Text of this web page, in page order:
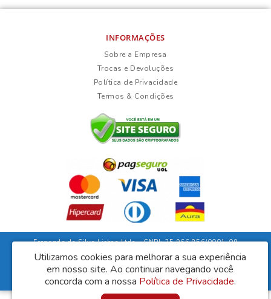
INFORMAÇÕES
Sobre a Empresa
Trocas e Devoluções
Política de Privacidade
Termos & Condições
Fernanda da Silva Lisboa Ltda - CNPJ: 35.966.856/0001-09
Rua Duarte Guimarães, 135 - Ubaíra/Bahia - CEP: 45310-000
Lisboa Móveis © 2026
Desenvolvido por88digital
Utilizamos cookies para melhorar a sua experiência
em nosso site. Ao continuar navegando você
concorda com a nossa Política de Privacidade.